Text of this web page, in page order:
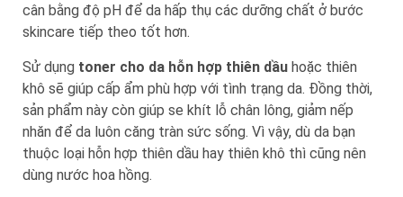
cân bằng độ pH để da hấp thụ các dưỡng chất ở bước
skincare tiếp theo tốt hơn.
Sử dụng toner cho da hỗn hợp thiên dầu hoặc thiên
khô sẽ giúp cấp ẩm phù hợp với tình trạng da. Đồng thời,
sản phẩm này còn giúp se khít lỗ chân lông, giảm nếp
nhăn để da luôn căng tràn sức sống. Vì vậy, dù da bạn
thuộc loại hỗn hợp thiên dầu hay thiên khô thì cũng nên
dùng nước hoa hồng.